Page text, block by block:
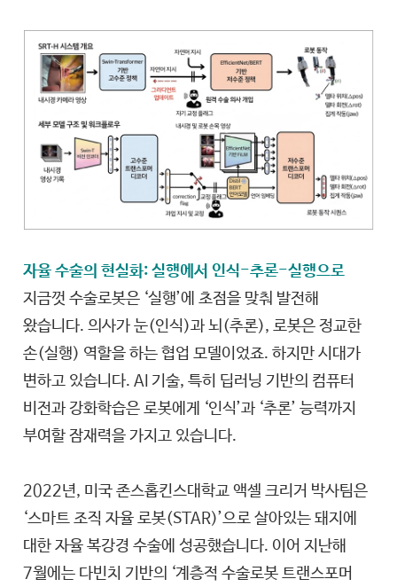
자율 수술의 현실화: 실행에서 인식-추론-실행으로
지금껏 수술로봇은 ‘실행’에 초점을 맞춰 발전해
왔습니다. 의사가 눈(인식)과 뇌(추론), 로봇은 정교한
손(실행) 역할을 하는 협업 모델이었죠. 하지만 시대가
변하고 있습니다. AI 기술, 특히 딥러닝 기반의 컴퓨터
비전과 강화학습은 로봇에게 ‘인식’과 ‘추론’ 능력까지
부여할 잠재력을 가지고 있습니다.
2022년, 미국 존스홉킨스대학교 액셀 크리거 박사팀은
‘스마트 조직 자율 로봇(STAR)’으로 살아있는 돼지에
대한 자율 복강경 수술에 성공했습니다. 이어 지난해
7월에는 다빈치 기반의 ‘계층적 수술로봇 트랜스포머